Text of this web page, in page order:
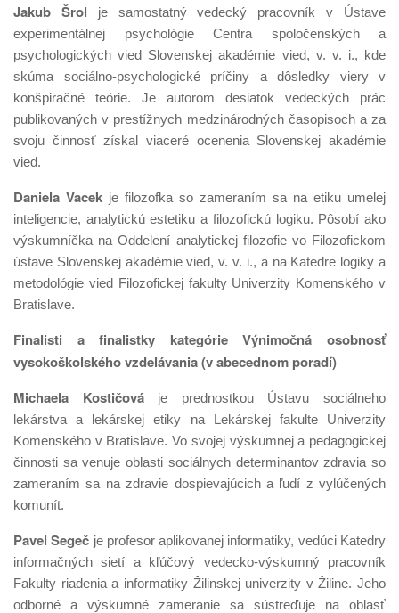
Jakub Šrol je samostatný vedecký pracovník v Ústave
experimentálnej psychológie Centra spoločenských a
psychologických vied Slovenskej akadémie vied, v. v. i., kde
skúma sociálno-psychologické príčiny a dôsledky viery v
konšpiračné teórie. Je autorom desiatok vedeckých prác
publikovaných v prestížnych medzinárodných časopisoch a za
svoju činnosť získal viaceré ocenenia Slovenskej akadémie
vied.
Daniela Vacek je filozofka so zameraním sa na etiku umelej
inteligencie, analytickú estetiku a filozofickú logiku. Pôsobí ako
výskumníčka na Oddelení analytickej filozofie vo Filozofickom
ústave Slovenskej akadémie vied, v. v. i., a na Katedre logiky a
metodológie vied Filozofickej fakulty Univerzity Komenského v
Bratislave.
Finalisti a finalistky kategórie Výnimočná osobnosť
vysokoškolského vzdelávania (v abecednom poradí)
Michaela Kostičová
je prednostkou Ústavu sociálneho
lekárstva a lekárskej etiky na Lekárskej fakulte Univerzity
Komenského v Bratislave. Vo svojej výskumnej a pedagogickej
činnosti sa venuje oblasti sociálnych determinantov zdravia so
zameraním sa na zdravie dospievajúcich a ľudí z vylúčených
komunít.
Pavel Segeč je profesor aplikovanej informatiky, vedúci Katedry
informačných sietí a kľúčový vedecko-výskumný pracovník
Fakulty riadenia a informatiky Žilinskej univerzity v Žiline. Jeho
odborné a výskumné zameranie sa sústreďuje na oblasť